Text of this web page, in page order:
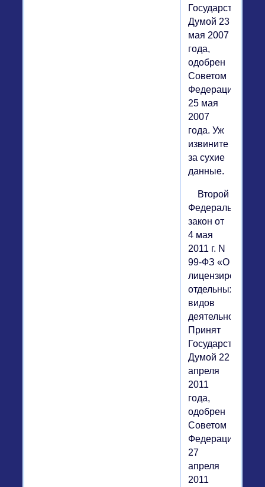
Государственной
Думой 23
мая 2007
года,
одобрен
Советом
Федерации
25 мая
2007
года. Уж
извините
за сухие
данные.
Второй
Федеральный
закон от
4 мая
2011 г. N
99-ФЗ «О
лицензировании
отдельных
видов
деятельности».
Принят
Государственной
Думой 22
апреля
2011
года,
одобрен
Советом
Федерации
27
апреля
2011